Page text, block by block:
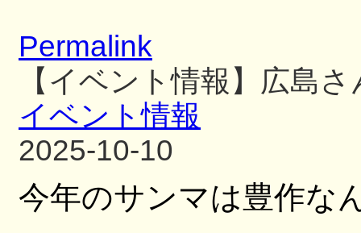
Permalink
【イベント情報】広島
イベント情報
2025-10-10
今年のサンマは豊作な